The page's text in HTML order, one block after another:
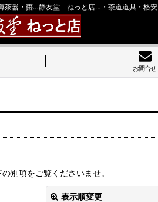
茶器・棗…静友堂 ねっと店…・茶道道具・格安
お問合せ
別項をご覧くださいませ。
表示順変更